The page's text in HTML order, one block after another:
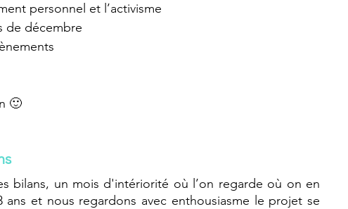
personnel et l’activisme
de décembre
🙂
bilans, un mois d'intériorité où l’on regarde où on en
et nous regardons avec enthousiasme le projet se